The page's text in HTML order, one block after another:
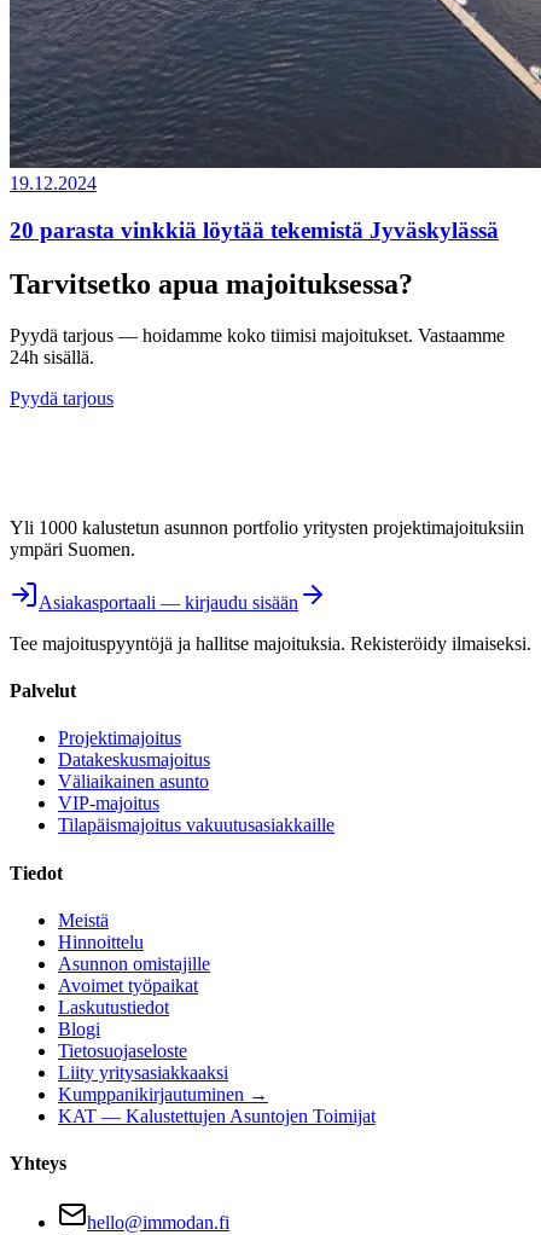
19.12.2024
20 parasta vinkkiä löytää tekemistä Jyväskylässä
Tarvitsetko apua majoituksessa?
Pyydä tarjous — hoidamme koko tiimisi majoitukset. Vastaamme
24h sisällä.
Pyydä tarjous
Yli 1000 kalustetun asunnon portfolio yritysten projektimajoituksiin
ympäri Suomen.
Asiakasportaali — kirjaudu sisään
Tee majoituspyyntöjä ja hallitse majoituksia. Rekisteröidy ilmaiseksi.
Palvelut
Projektimajoitus
Datakeskusmajoitus
Väliaikainen asunto
VIP-majoitus
Tilapäismajoitus vakuutusasiakkaille
Tiedot
Meistä
Hinnoittelu
Asunnon omistajille
Avoimet työpaikat
Laskutustiedot
Blogi
Tietosuojaseloste
Liity yritysasiakkaaksi
Kumppanikirjautuminen →
KAT — Kalustettujen Asuntojen Toimijat
Yhteys
hello@immodan.fi